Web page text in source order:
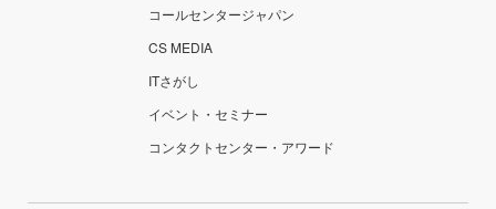
コールセンタージャパン
CS MEDIA
ITさがし
イベント・セミナー
コンタクトセンター・アワード